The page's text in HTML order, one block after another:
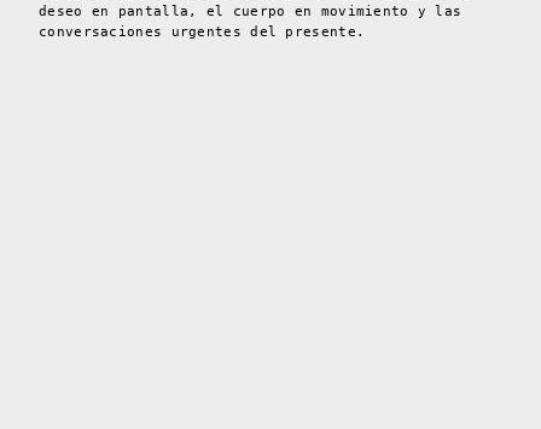
deseo en pantalla, el cuerpo en movimiento y las
conversaciones urgentes del presente.